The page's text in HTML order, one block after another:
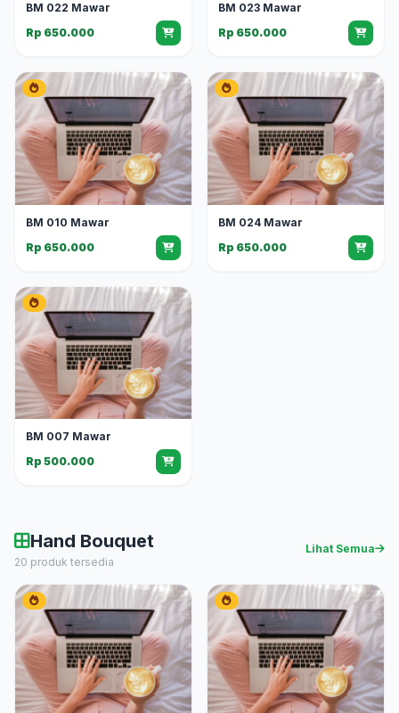
BM 022 Mawar
Rp 650.000
BM 023 Mawar
Rp 650.000
BM 010 Mawar
Rp 650.000
BM 024 Mawar
Rp 650.000
BM 007 Mawar
Rp 500.000
Hand Bouquet
20 produk tersedia
Lihat Semua